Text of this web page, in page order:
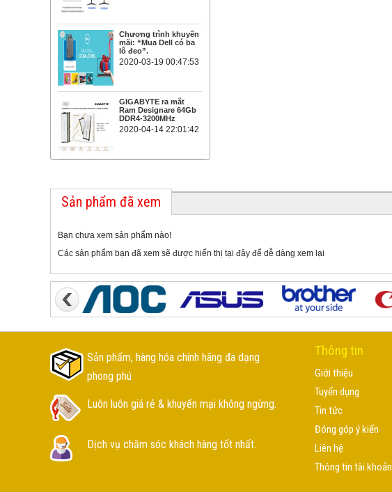
Chương trình khuyến
mãi: “Mua Dell có ba
lô đeo”.
2020-03-19 00:47:53
GIGABYTE ra mắt
Ram Designare 64Gb
DDR4-3200MHz
2020-04-14 22:01:42
Sản phẩm đã xem
Bạn chưa xem sản phẩm nào!
Các sản phẩm bạn đã xem sẽ được hiển thị tại đây để dễ dàng xem lại
Sản phẩm, hàng hóa chính hãng đa dạng
phong phú
Luôn luôn giá rẻ & khuyến mại không ngừng.
Dịch vụ chăm sóc khách hàng tốt nhất.
Thông tin
Giới thiệu
Tuyển dụng
Tin tức
Đóng góp ý kiến
Liên hệ
Thông tin tài khoản